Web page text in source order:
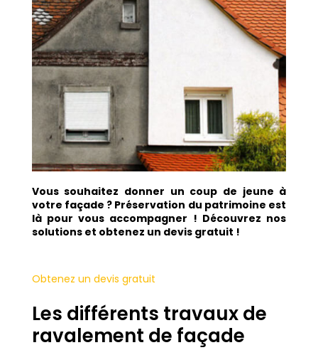
Vous souhaitez donner un coup de jeune à
votre façade ? Préservation du patrimoine est
là pour vous accompagner ! Découvrez nos
solutions et obtenez un devis gratuit !
Obtenez un devis gratuit
Les différents travaux de
ravalement de façade